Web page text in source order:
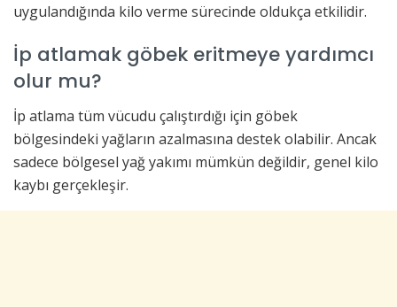
uygulandığında kilo verme sürecinde oldukça etkilidir.
İp atlamak göbek eritmeye yardımcı
olur mu?
İp atlama tüm vücudu çalıştırdığı için göbek
bölgesindeki yağların azalmasına destek olabilir. Ancak
sadece bölgesel yağ yakımı mümkün değildir, genel kilo
kaybı gerçekleşir.